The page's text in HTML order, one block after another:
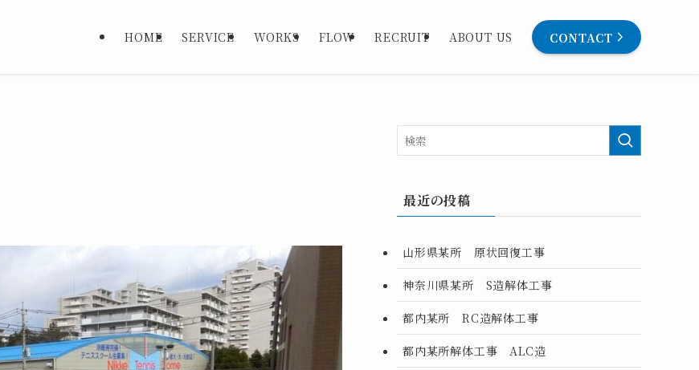
HOME SERVICE WORKS FLOW RECRUIT ABOUT US CONTACT
最近の投稿
山形県某所 原状回復工事
神奈川県某所 S造解体工事
都内某所 RC造解体工事
都内某所解体工事 ALC造